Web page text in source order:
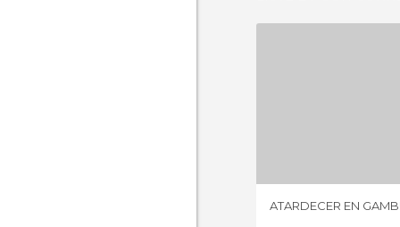
ATARDECER EN